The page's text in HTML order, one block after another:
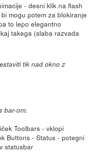
- desni klik na flash
mogu potem za blokiranje
to lepo elegantno
takega (slaba razvada
tik nad okno z
bar-om.
Toolbars - vklopi
Buttons - Status - potegni
statusbar